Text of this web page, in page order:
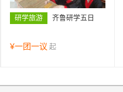
研学旅游 齐鲁研学五日
¥一团一议 起